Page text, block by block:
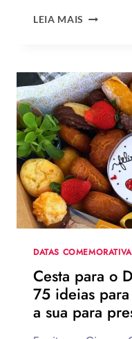
LEIA MAIS QUAL
PARA
O
DIA
DOS
PAIS?
VEJA
130
FRASES
PARA
DATA
DATAS
Cesta para o
75 ideias
a sua para